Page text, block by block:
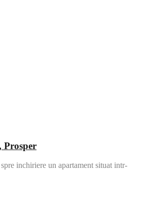
Prosper
inchiriere un apartament situat intr-